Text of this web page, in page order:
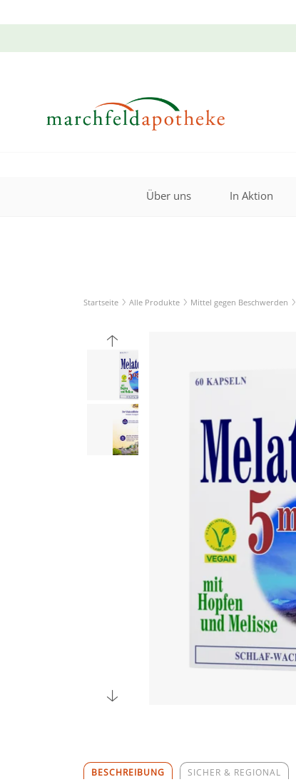
Über uns In Aktion
Startseite Alle Produkte Mittel gegen Beschwerden
BESCHREIBUNG SICHER & REGIONAL